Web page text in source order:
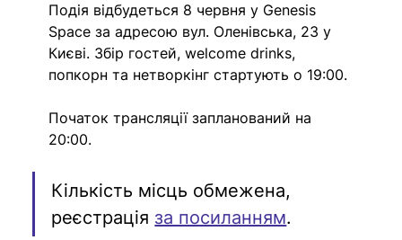
Подія відбудеться 8 червня у Genesis
Space за адресою вул. Оленівська, 23 у
Києві. Збір гостей, welcome drinks,
попкорн та нетворкінг стартують о 19:00.
Початок трансляції запланований на
20:00.
Кількість місць обмежена,
реєстрація за посиланням.